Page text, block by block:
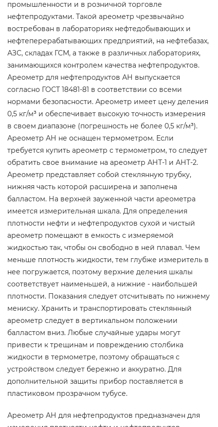
промышленности и в розничной торговле
нефтепродуктами. Такой ареометр чрезвычайно
востребован в лабораториях нефтедобывающих и
нефтеперерабатывающих предприятий, на нефтебазах,
АЗС, складах ГСМ, а также в различных лабораториях,
занимающихся контролем качества нефтепродуктов.
Ареометр для нефтепродуктов АН выпускается
согласно ГОСТ 18481-81 в соответствии со всеми
нормами безопасности. Ареометр имеет цену деления
0,5 кг/м³ и обеспечивает высокую точность измерения
в своем диапазоне (погрешность не более 0,5 кг/м³).
Ареометр АН не оснащен термометром. Если
требуется купить ареометр с термометром, то следует
обратить свое внимание на ареометр АНТ-1 и АНТ-2.
Ареометр представляет собой стеклянную трубку,
нижняя часть которой расширена и заполнена
балластом. На верхней зауженной части ареометра
имеется измерительная шкала. Для определения
плотности нефти и нефтепродуктов сухой и чистый
ареометр помещают в емкость с измеряемой
жидкостью так, чтобы он свободно в ней плавал. Чем
меньше плотность жидкости, тем глубже измеритель в
нее погружается, поэтому верхние деления шкалы
соответствует наименьшей, а нижние - наибольшей
плотности. Показания следует отсчитывать по нижнему
мениску. Хранить и транспортировать стеклянный
ареометр следует в вертикальном положении
балластом вниз. Любые случайные удары могут
привести к трещинам и повреждению столбика
жидкости в термометре, поэтому обращаться с
устройством следует бережно и аккуратно. Для
дополнительной защиты прибор поставляется в
пластиковом прозрачном тубусе.
Ареометр АН для нефтепродуктов предназначен для